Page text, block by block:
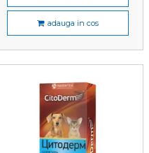
adauga in cos